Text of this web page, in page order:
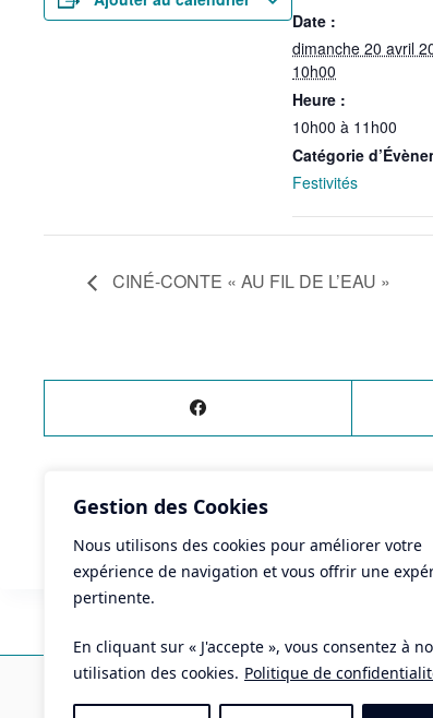
Gestion des Cookies
Nous utilisons des cookies pour améliorer votre
expérience de navigation et vous offrir une
pertinente.
En cliquant sur « J'accepte », vous consentez à
utilisation des cookies. Politique de
Date :
dimanche 20 avril
10h00
Heure :
10h00 à 11h00
Catégorie
Festivités
CINÉ-CONTE « AU FIL DE L’EAU »
ÉVÈNEMENTPRÉCÉDENT
Chasse aux œufs